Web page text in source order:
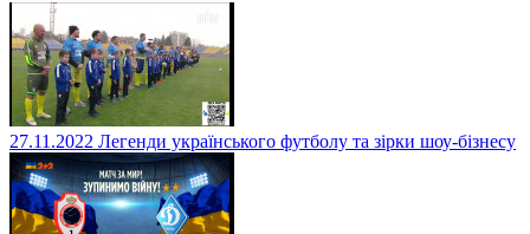
27.11.2022 Легенди українського футболу та зірки шоу-бізнесу